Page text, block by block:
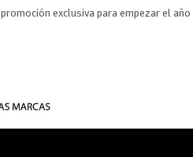
promoción exclusiva para empezar el año